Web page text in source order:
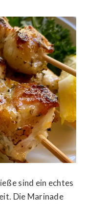
sind ein echtes
Die Marinade